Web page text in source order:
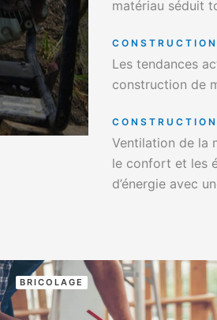
matériau séduit
CONSTRUCTION
Les tendances
construction de
CONSTRUCTION
Ventilation de la
le confort et les
d’énergie avec
BRICOLAGE